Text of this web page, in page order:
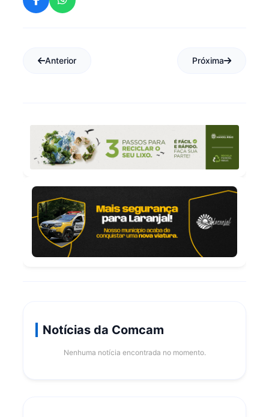
Anterior Próxima
Notícias da Comcam
Nenhuma notícia encontrada no momento.